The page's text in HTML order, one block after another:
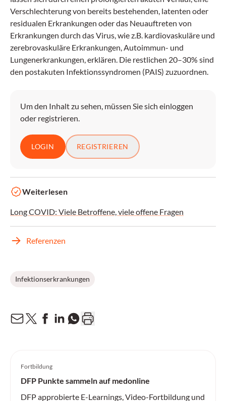
Verschlechterung von bereits bestehenden, latenten oder
residualen Erkrankungen oder das Neuauftreten von
Erkrankungen durch das Virus, wie z.B. kardiovaskuläre und
zerebrovaskuläre Erkrankungen, Autoimmun- und
Lungenerkrankungen, erklären. Die restlichen 20–30% sind
den postakuten Infektionssyndromen (PAIS) zuzuordnen.
Um den Inhalt zu sehen, müssen Sie sich einloggen
oder registrieren.
LOGIN REGISTRIEREN
Weiterlesen
Long COVID: Viele Betroffene, viele offene Fragen
Referenzen
Infektionserkrankungen
Fortbildung
DFP Punkte sammeln auf medonline
DFP approbierte E-Learnings, Video-Fortbildung und